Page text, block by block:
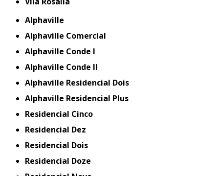
Alphaville
Alphaville Comercial
Alphaville Conde I
Alphaville Conde II
Alphaville Residencial Dois
Alphaville Residencial Plus
Residencial Cinco
Residencial Dez
Residencial Dois
Residencial Doze